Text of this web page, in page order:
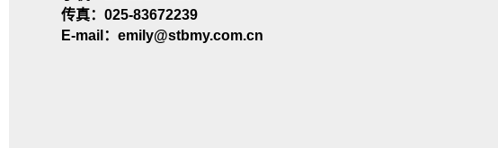
传真：025-83672239
E-mail：emily@stbmy.com.cn